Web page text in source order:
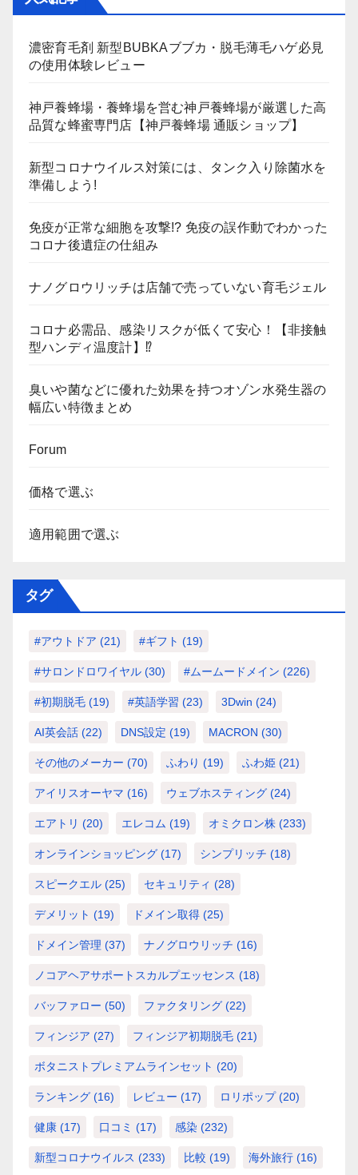
濃密育毛剤 新型BUBKAブブカ・脱毛薄毛ハゲ必見
の使用体験レビュー
神戸養蜂場・養蜂場を営む神戸養蜂場が厳選した高
品質な蜂蜜専門店【神戸養蜂場 通販ショップ】
新型コロナウイルス対策には、タンク入り除菌水を
準備しよう!
免疫が正常な細胞を攻撃!? 免疫の誤作動でわかった
コロナ後遺症の仕組み
ナノグロウリッチは店舗で売っていない育毛ジェル
コロナ必需品、感染リスクが低くて安心！【非接触
型ハンディ温度計】⁉
臭いや菌などに優れた効果を持つオゾン水発生器の
幅広い特徴まとめ
Forum
価格で選ぶ
適用範囲で選ぶ
タグ
#アウトドア (21) #ギフト (19)
#サロンドロワイヤル (30) #ムームードメイン (226)
#初期脱毛 (19) #英語学習 (23) 3Dwin (24)
AI英会話 (22) DNS設定 (19) MACRON (30)
その他のメーカー (70) ふわり (19) ふわ姫 (21)
アイリスオーヤマ (16) ウェブホスティング (24)
エアトリ (20) エレコム (19) オミクロン株 (233)
オンラインショッピング (17) シンプリッチ (18)
スピークエル (25) セキュリティ (28)
デメリット (19) ドメイン取得 (25)
ドメイン管理 (37) ナノグロウリッチ (16)
ノコアヘアサポートスカルプエッセンス (18)
バッファロー (50) ファクタリング (22)
フィンジア (27) フィンジア初期脱毛 (21)
ボタニストプレミアムラインセット (20)
ランキング (16) レビュー (17) ロリポップ(20)
健康 (17) 口コミ (17) 感染 (232)
新型コロナウイルス (233) 比較 (19) 海外旅行 (16)